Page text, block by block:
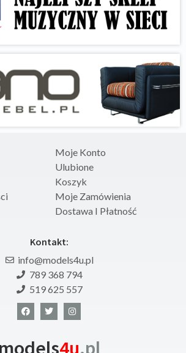
Moje Konto
Ulubione
Koszyk
Moje Zamówienia
Dostawa I Płatność
Kontakt:
info@models4u.pl
789 368 794
519 625 557